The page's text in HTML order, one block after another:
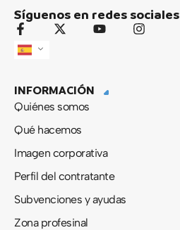
Síguenos en redes sociales
F
c
o
o
-
X
t
t
r
Y
b
I
INFORMACIÓN
Quiénes somos
Qué hacemos
Imagen corporativa
Perfil del contratante
Subvenciones y ayudas
Zona profesinal